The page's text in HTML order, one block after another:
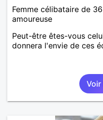
Femme célibataire de
amoureuse
Peut-être êtes-vous
donnera l'envie de ces